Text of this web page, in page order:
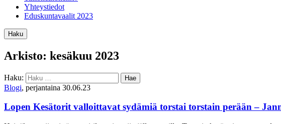
Yhteystiedot
Eduskuntavaalit 2023
Haku
Arkisto: kesäkuu 2023
Haku:
Blogi, perjantaina 30.06.23
Lopen Kesätorit valloittavat sydämiä torstai torstain perään –